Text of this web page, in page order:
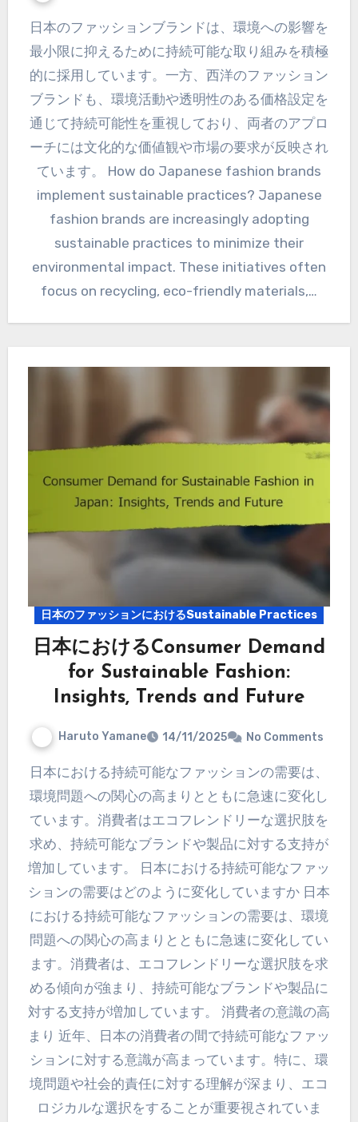
日本のファッションブランドは、環境への影響を
最小限に抑えるために持続可能な取り組みを積極
的に採用しています。一方、西洋のファッション
ブランドも、環境活動や透明性のある価格設定を
通じて持続可能性を重視しており、両者のアプロ
ーチには文化的な価値観や市場の要求が反映され
ています。 How do Japanese fashion brands
implement sustainable practices? Japanese
fashion brands are increasingly adopting
sustainable practices to minimize their
environmental impact. These initiatives often
focus on recycling, eco-friendly materials,…
日本のファッションにおけるSustainable Practices
日本におけるConsumer Demand
for Sustainable Fashion:
Insights, Trends and Future
Haruto Yamane 14/11/2025 No Comments
日本における持続可能なファッションの需要は、
環境問題への関心の高まりとともに急速に変化し
ています。消費者はエコフレンドリーな選択肢を
求め、持続可能なブランドや製品に対する支持が
増加しています。 日本における持続可能なファッ
ションの需要はどのように変化していますか 日本
における持続可能なファッションの需要は、環境
問題への関心の高まりとともに急速に変化してい
ます。消費者は、エコフレンドリーな選択肢を求
める傾向が強まり、持続可能なブランドや製品に
対する支持が増加しています。 消費者の意識の高
まり 近年、日本の消費者の間で持続可能なファッ
ションに対する意識が高まっています。特に、環
境問題や社会的責任に対する理解が深まり、エコ
ロジカルな選択をすることが重要視されていま